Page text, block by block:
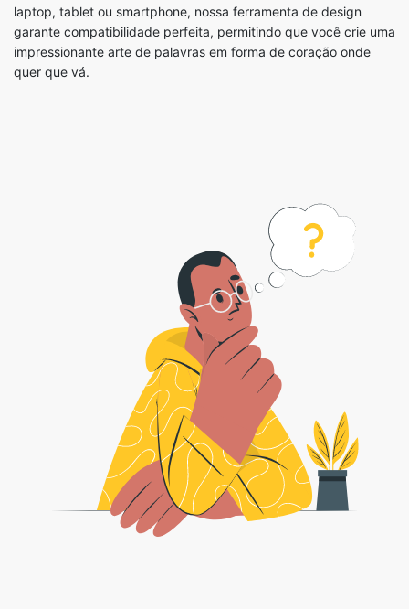
laptop, tablet ou smartphone, nossa ferramenta de design
garante compatibilidade perfeita, permitindo que você crie uma
impressionante arte de palavras em forma de coração onde
quer que vá.